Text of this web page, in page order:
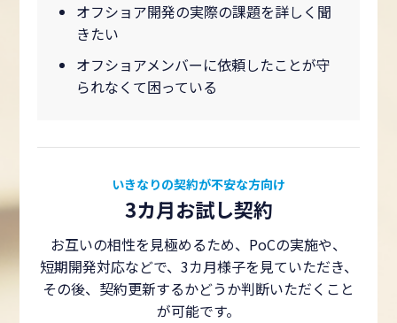
オフショア開発の実際の課題を詳しく聞
きたい
オフショアメンバーに依頼したことが守
られなくて困っている
いきなりの契約が不安な方向け
3カ月お試し契約
お互いの相性を見極めるため、PoCの実施や、
短期開発対応などで、3カ月様子を見ていただき、
その後、契約更新するかどうか判断いただくこと
が可能です。